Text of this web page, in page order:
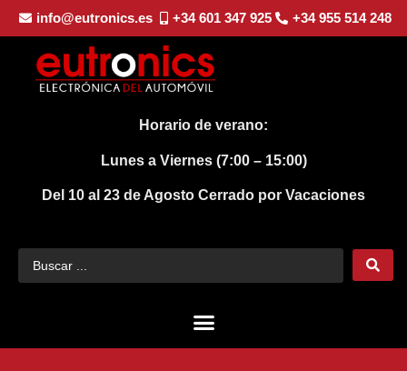
info@eutronics.es +34 601 347 925 +34 955 514 248
Horario de verano:
Lunes a Viernes (7:00 – 15:00)
Del 10 al 23 de Agosto Cerrado por Vacaciones